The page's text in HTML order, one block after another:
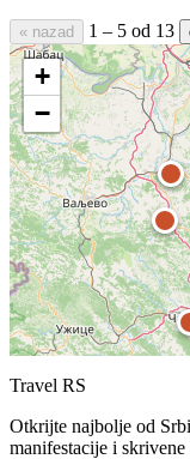
« nazad 1 – 5 od 13
+
−
Travel RS
Otkrijte najbolje od
manifestacije i skrivene